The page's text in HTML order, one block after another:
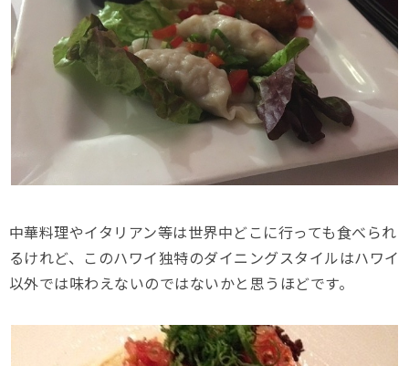
中華料理やイタリアン等は世界中どこに行っても食べられ
るけれど、このハワイ独特のダイニングスタイルはハワイ
以外では味わえないのではないかと思うほどです。